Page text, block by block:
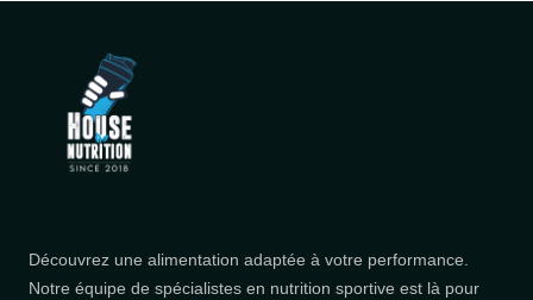
Découvrez une alimentation adaptée à votre performance.
Notre équipe de spécialistes en nutrition sportive est là pour